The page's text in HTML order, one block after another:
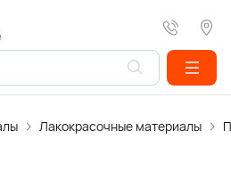
Лакокрасочные материалы